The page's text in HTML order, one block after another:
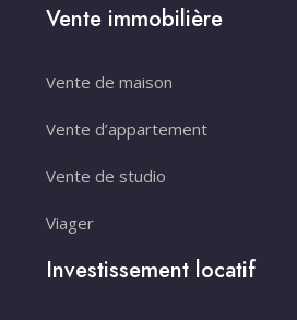
Vente immobilière
Vente de maison
Vente d’appartement
Vente de studio
Viager
Investissement locatif